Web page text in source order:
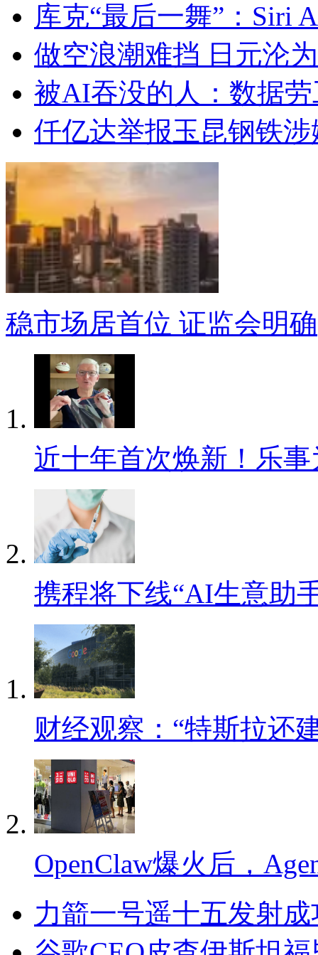
库克“最后一舞”：Siri
做空浪潮难挡 日元沦
被AI吞没的人：数据
仟亿达举报玉昆钢铁
稳市场居首位 证监会明确
近十年首次焕新！乐事
携程将下线“AI生意助
财经观察：“特斯拉还
OpenClaw爆火后，
力箭一号遥十五发射